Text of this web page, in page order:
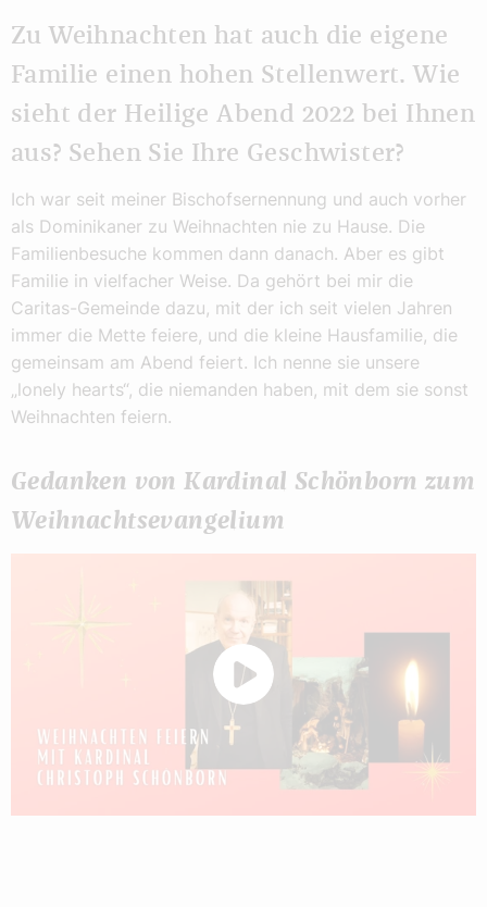
Zu Weihnachten hat auch die eigene
Familie einen hohen Stellenwert. Wie
sieht der Heilige Abend 2022 bei Ihnen
aus? Sehen Sie Ihre Geschwister?
Ich war seit meiner Bischofsernennung und auch vorher
als Dominikaner zu Weihnachten nie zu Hause. Die
Familienbesuche kommen dann danach. Aber es gibt
Familie in vielfacher Weise. Da gehört bei mir die
Caritas-Gemeinde dazu, mit der ich seit vielen Jahren
immer die Mette feiere, und die kleine Hausfamilie, die
gemeinsam am Abend feiert. Ich nenne sie unsere
„lonely hearts“, die niemanden haben, mit dem sie sonst
Weihnachten feiern.
Gedanken von Kardinal Schönborn zum
Weihnachtsevangelium